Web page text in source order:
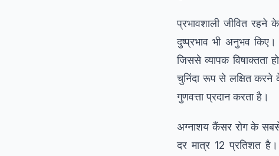
प्रभावशाली जीवित रहने
दुष्प्रभाव भी अनुभव
जिससे व्यापक विषाक्तता
चुनिंदा रूप से लक्षित करने
गुणवत्ता प्रदान करता है।
अग्नाशय कैंसर रोग के
दर मात्र 12 प्रतिशत